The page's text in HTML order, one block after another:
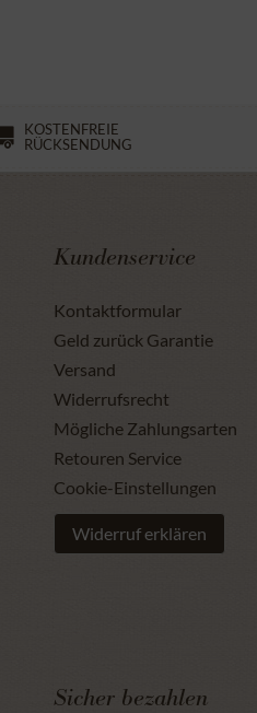
KOSTENFREIE
RÜCKSENDUNG
Kundenservice
Kontaktformular
Geld zurück Garantie
Versand
Widerrufsrecht
Mögliche Zahlungsarten
Retouren Service
Cookie-Einstellungen
Widerruf erklären
Sicher bezahlen